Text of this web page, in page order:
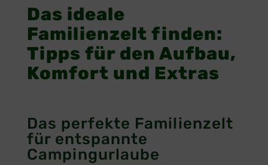
Das ideale
Familienzelt finden:
Tipps für den Aufbau,
Komfort und Extras
Das perfekte Familienzelt
für entspannte
Campingurlaube